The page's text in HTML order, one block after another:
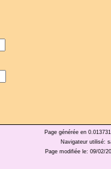
Page générée en
Navigateur utilisé:
Page modifiée le: 09/02/